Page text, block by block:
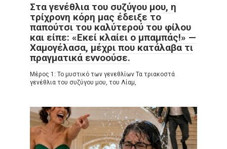
Στα γενέθλια του συζύγου μου, η
τρίχρονη κόρη μας έδειξε το
παπούτσι του καλύτερού του φίλου
και είπε: «Εκεί κλαίει ο μπαμπάς!» —
Χαμογέλασα, μέχρι που κατάλαβα τι
πραγματικά εννοούσε.
Μέρος 1: Το μυστικό των γενεθλίων Τα τριακοστά
γενέθλια του συζύγου μου, του Λίαμ,